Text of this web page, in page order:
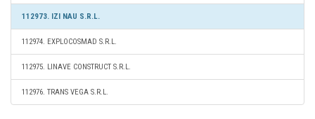
112973. IZI NAU S.R.L.
112974. EXPLOCOSMAD S.R.L.
112975. LINAVE CONSTRUCT S.R.L.
112976. TRANS VEGA S.R.L.